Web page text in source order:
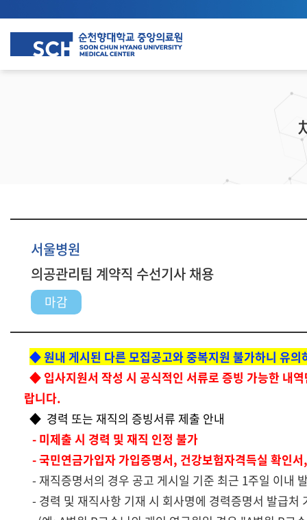
서울병원
의공관리팀 계약직 수선기사 채용
마감
◆원내 게시된 다른 모집공고와 중복지원 불가하니 유
◆ 입사지원서 작성 시 공식적인 서류로 증빙 가능한 내
랍니다.
◆ 경력 또는 재직의 증빙서류 제출 안내
- 미제출 시 경력 및 재직 인정 불가
- 국민연금가입자 가입증명서, 건강보험자격득실 확인
- 재직증명서의 경우 공고 게시일 기준 최근 1주일 이내
- 경력 및 재직사항 기재 시 회사명에 경력증명서 발급처